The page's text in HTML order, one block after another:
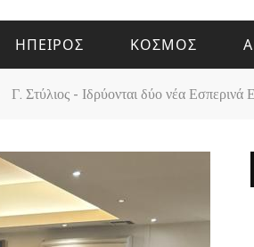
ΗΠΕΙΡΟΣ ΚΟΣΜΟΣ
Γ. Στύλιος - Ιδρύονται δύο νέα